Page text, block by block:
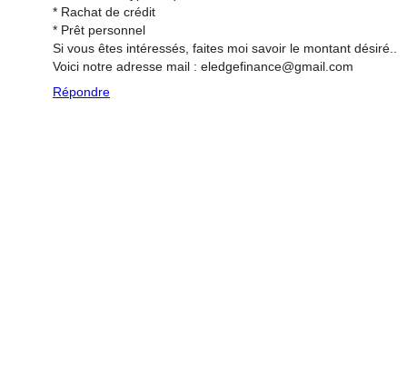
* Rachat de crédit
* Prêt personnel
Si vous êtes intéressés, faites moi savoir le montant désiré..
Voici notre adresse mail : eledgefinance@gmail.com
Répondre